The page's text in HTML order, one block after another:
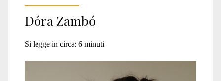
<span>Occhi
foderati
Dóra Zambó
Si legge in circa: 6 minuti